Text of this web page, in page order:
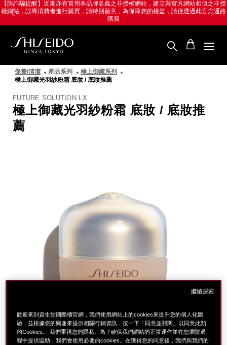
跳
至
Skip
to
【防詐騙提醒】近期亦有冒用本品牌名義之非授權網站，建立與官方網站相似之非授
權網站，誤導消費者進行購買，請特別留意，為保障您的權益，請僅透過此官方通路
購買
資
生
堂
際
櫃
保養/清潔 產品系列
極上御藏系列
極上御藏光羽紗粉霜 底妝 / 底妝推薦
FUTURE SOLUTION LX
極上御藏光羽紗粉霜 底妝 / 底妝推
薦
歡迎來到資生堂國際櫃官網，我們使用網站上的cookies來提升您的個人化體
驗，並根據您的興趣來提供相關行銷資訊，按一下「同意並關閉」以同意此類
的Cookies。 我們重視您的隱私。為了確保我們網站的正常運作並在您瀏覽過
程中提供協助，我們會使用必要的cookies。在獲得您的同意後，我們與我們的
繼續探索